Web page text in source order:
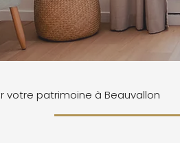
votre patrimoine à Beauvallon